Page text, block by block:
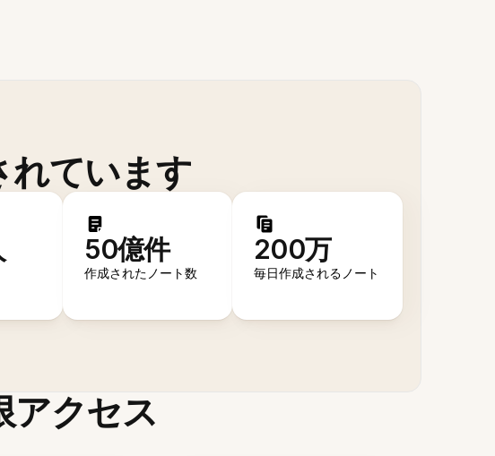
れています
50億件
作成されたノート数
200万
毎日作成されるノート
アクセス